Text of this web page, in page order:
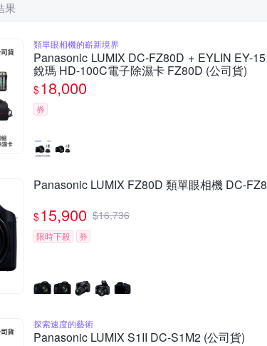
果
類單眼相機的嶄新境界
Panasonic LUMIX DC-FZ80D + EYLIN EY-
銳瑪 HD-100C電子除濕卡 FZ80D (公司貨)
$18,000
券
Panasonic LUMIX FZ80D 類單眼相機 DC-
$15,900 $16,736
限時下殺 券
探索速度的藝術
Panasonic LUMIX S1II DC-S1M2 (公司貨)